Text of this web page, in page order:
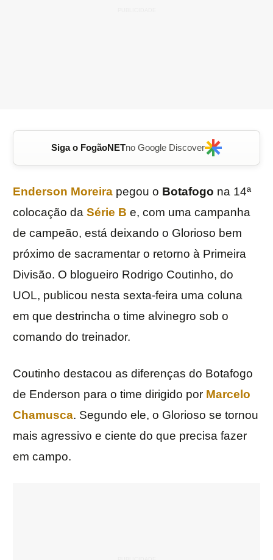
Siga o FogãoNETno Google Discover
Enderson Moreira pegou o Botafogo na 14ª
colocação da Série B e, com uma campanha
de campeão, está deixando o Glorioso bem
próximo de sacramentar o retorno à Primeira
Divisão. O blogueiro Rodrigo Coutinho, do
UOL, publicou nesta sexta-feira uma coluna
em que destrincha o time alvinegro sob o
comando do treinador.
Coutinho destacou as diferenças do Botafogo
de Enderson para o time dirigido por Marcelo
Chamusca. Segundo ele, o Glorioso se tornou
mais agressivo e ciente do que precisa fazer
em campo.